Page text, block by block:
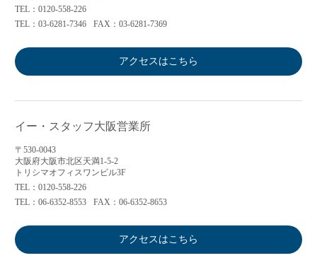
TEL：0120-558-226
TEL：03-6281-7346
FAX：03-6281-7369
アクセスはこちら
イー・スタッフ大阪営業所
〒530-0043
大阪府大阪市北区天満1-5-2
トリシマオフィスワンビル3F
TEL：0120-558-226
TEL：06-6352-8553
FAX：06-6352-8653
アクセスはこちら